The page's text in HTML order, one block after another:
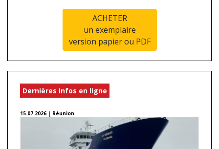
ACHETER
un exemplaire
version papier ou PDF
Dernières infos en ligne
15.07.2026 | Réunion